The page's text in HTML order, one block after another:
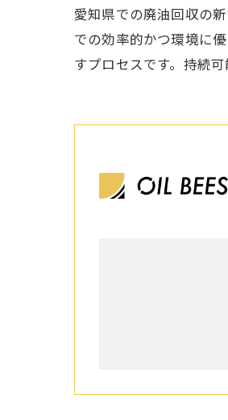
愛知県での廃油回収の
での効率的かつ環境に
すプロセスです。持続